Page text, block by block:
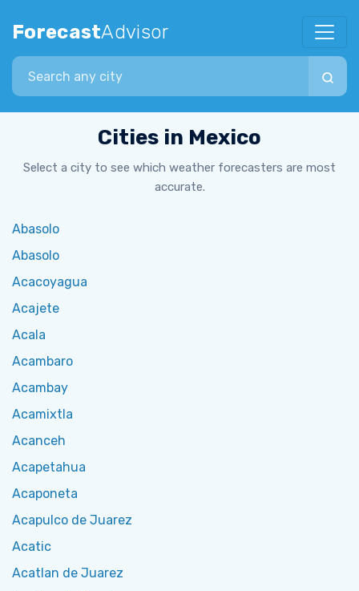
ForecastAdvisor
Search city
Cities in Mexico
Select a city to see which weather forecasters are most
accurate.
Abasolo
Abasolo
Acacoyagua
Acajete
Acala
Acambaro
Acambay
Acamixtla
Acanceh
Acapetahua
Acaponeta
Acapulco de Juarez
Acatic
Acatlan de Juarez